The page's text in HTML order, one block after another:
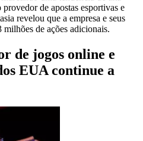
de apostas esportivas e
revelou que a empresa e seus
de ações adicionais.
de jogos online e
EUA continue a